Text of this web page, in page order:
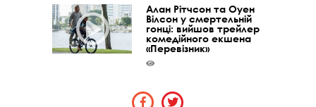
Алан Рітчсон та Оуен
Вілсон у смертельній
гонці: вийшов трейлер
комедійного екшена
«Перевізник»